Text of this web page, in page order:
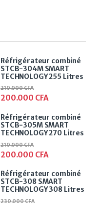
Réfrigérateur combiné
STCB-304M SMART
TECHNOLOGY 255 Litres
200.000 CFA
210.000CFA
Réfrigérateur combiné
STCB-305M SMART
TECHNOLOGY 270 Litres
200.000 CFA
210.000CFA
Réfrigérateur combiné
STCB-308 SMART
TECHNOLOGY 308 Litres
230.000CFA